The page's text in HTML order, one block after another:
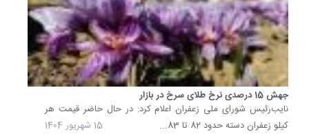
جهش 15 درصدی نرخ طلای سرخ در بازار
نایب‌رئیس شورای ملی زعفران اعلام کرد: در حال حاضر قیمت هر
کیلو زعفران دسته حدود 82 تا 83...
15 شهریور 1404